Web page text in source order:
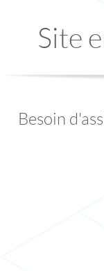
Site
Besoin